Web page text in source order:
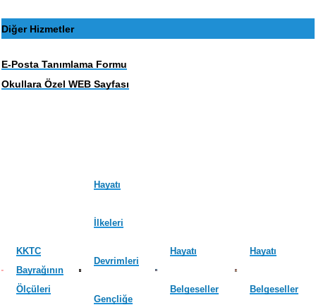
Diğer Hizmetler
E-Posta Tanımlama Formu
Okullara Özel WEB Sayfası
KKTC
Bayrağının
Ölçüleri
Hayatı
İlkeleri
Devrimleri
Gençliğe
Hayatı
Belgeseller
Hayatı
Belgeseller